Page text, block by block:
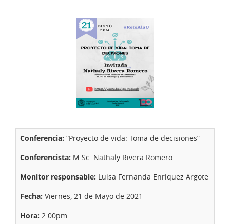
Conferencia: “Proyecto de vida: Toma de decisiones”
Conferencista: M.Sc. Nathaly Rivera Romero
Monitor responsable: Luisa Fernanda Enriquez Argote
Fecha: Viernes, 21 de Mayo de 2021
Hora: 2:00pm